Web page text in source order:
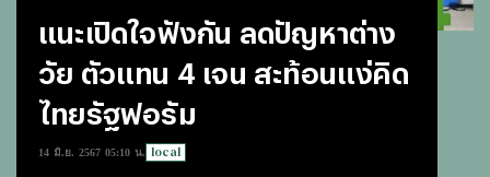
แนะเปิดใจฟังกัน ลดปัญหาต่าง
วัย ตัวแทน 4 เจน สะท้อนแง่คิด
ไทยรัฐฟอรัม
14 มิ.ย. 2567 05:10 น. local